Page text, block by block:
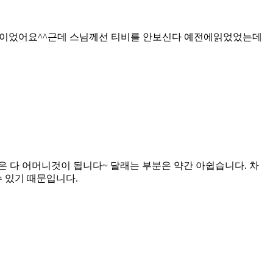
어요^^근데 스님께선 티비를 안보신다 예전에읽었었는데
다 어머니것이 됩니다~ 달래는 부분은 약간 아쉽습니다. 차
있기 때문입니다.